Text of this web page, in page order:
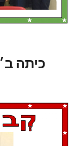
כיתה